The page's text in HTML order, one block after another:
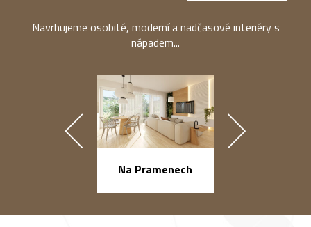
Navrhujeme osobité, moderní a nadčasové interiéry s
nápadem...
Na Pramenech